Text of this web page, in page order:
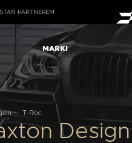
PARTNEREM
MARKI
- T-Roc